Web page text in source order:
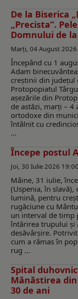
De la Biserica
„Precista”.
Domnului de
Marți, 04 August
Începând cu 1
Adam
creștinii din județul
Protopopiatul
așezările din
de astăzi, marți – 4
ortodoxe din
întâlnit cu
...
Începe postul
Joi, 30 Iulie 2026
Mâine, 31 iulie,
(Uspenia, în
lumină, pentru
rugăciune cu
un interval de timp
întărirea trupului și
desăvârșire.
cum a rămas în
rug ...
Spital
Mănăstirea
30 de ani